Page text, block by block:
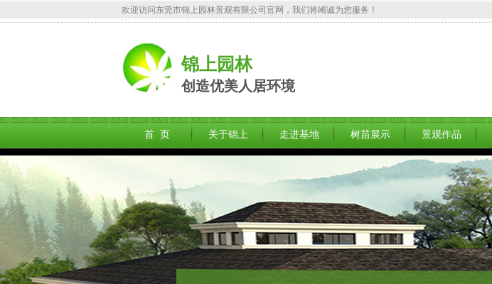
欢迎访问东莞市锦上园林景观有限公司官网，我们将竭诚为您服务！
锦上园林
创造优美人居环境
首 页 关于锦上 走进基地 树苗展示 景观作品